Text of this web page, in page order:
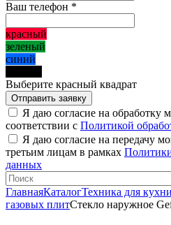
Ваш телефон *
красный
зеленый
синий
Выберите красный квадрат
Я даю согласие на обработку
соответствии с Политикой
Я даю согласие на передачу
третьим лицам в рамках
данных
ГлавнаяКаталогТехника для кухни
газовых плитСтекло наружное